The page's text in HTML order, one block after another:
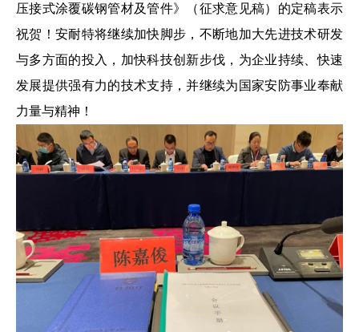
压接式涂覆碳钢管材及管件》（征求意见稿）的定稿表示
祝贺！安耐特将继续加快脚步，不断地加大先进技术研发
与多方面的投入，加快科技创新步伐，为企业持续、快速
发展提供强有力的技术支持，并继续为国家安防事业奉献
力量与精神！